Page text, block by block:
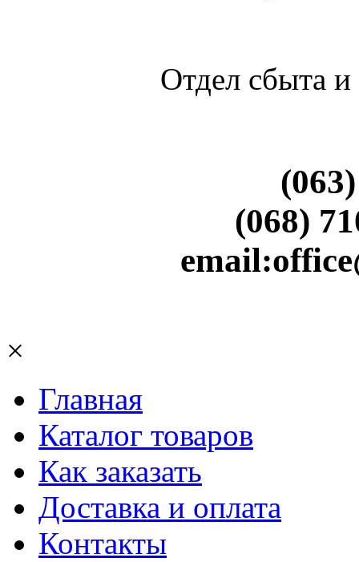
Отдел сбыта
(068)
×
Главная
Каталог товаров
Как заказать
Доставка и оплата
Контакты